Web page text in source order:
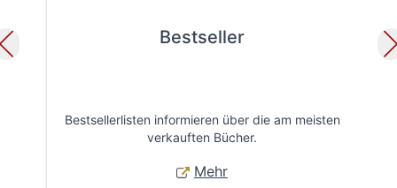
Bestseller
Bestsellerlisten informieren über die am meisten
verkauften Bücher.
Mehr